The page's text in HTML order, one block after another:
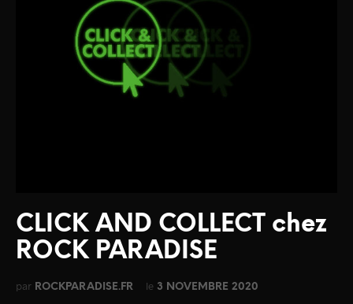
CLICK AND COLLECT chez
ROCK PARADISE
par ROCKPARADISE.FR le 3 NOVEMBRE 2020